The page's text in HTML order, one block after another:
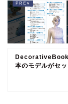
本のモデルがセ